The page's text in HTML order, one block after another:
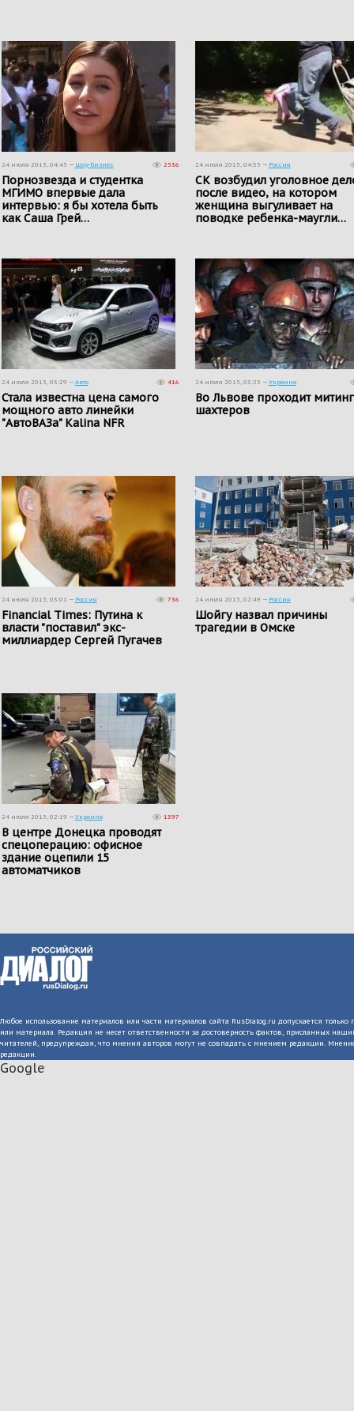
24 июля 2015, 04:45 — Шоу-бизнес 2536
Порнозвезда и студентка
МГИМО впервые дала
интервью: я бы хотела быть
как Саша Грей…
24 июля 2015, 04:35 — Россия
СК возбудил уголовное
после видео, на котором
женщина выгуливает на
поводке ребенка-маугли…
24 июля 2015, 03:29 — Авто 416
Стала известна цена самого
мощного авто​ линейки
"АвтоВАЗа" Kalina NFR
24 июля 2015, 03:25 — Украина
Во Львове проходит митинг
шахтеров
24 июля 2015, 03:01 — Россия 736
Financial Times: Путина к
власти "поставил" экс-
миллиардер Сергей Пугачев
24 июля 2015, 02:49 — Россия
Шойгу назвал причины
трагедии в Омске
24 июля 2015, 02:19 — Украина 1397
В центре Донецка проводят
спецоперацию: офисное
здание оцепили 15
автоматчиков
Любое использование материалов или части материалов сайта RusDialog.ru допускается
или материала. Редакция не несет ответственности за достоверность фактов, присланных
читателей, предупреждая, что мнения авторов могут не совпадать с мнением редакции.
редакции.
Google